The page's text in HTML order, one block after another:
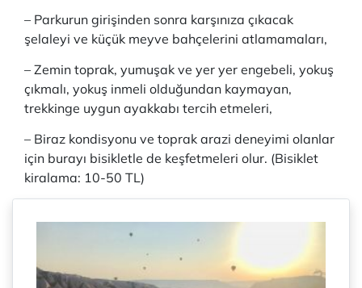
– Parkurun girişinden sonra karşınıza çıkacak
şelaleyi ve küçük meyve bahçelerini atlamamaları,
– Zemin toprak, yumuşak ve yer yer engebeli, yokuş
çıkmalı, yokuş inmeli olduğundan kaymayan,
trekkinge uygun ayakkabı tercih etmeleri,
– Biraz kondisyonu ve toprak arazi deneyimi olanlar
için burayı bisikletle de keşfetmeleri olur. (Bisiklet
kiralama: 10-50 TL)